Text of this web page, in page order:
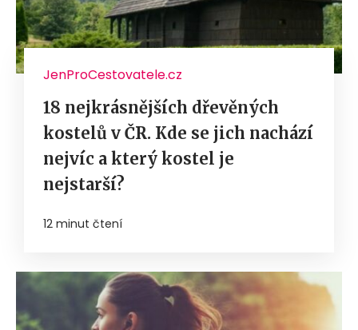
JenProCestovatele.cz
18 nejkrásnějších dřevěných
kostelů v ČR. Kde se jich nachází
nejvíc a který kostel je
nejstarší?
12 minut čtení